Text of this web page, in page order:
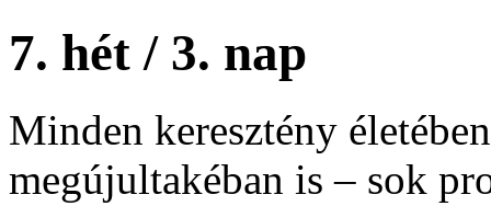
7. hét / 3. nap
Minden keresztény
megújultakéban is – sok